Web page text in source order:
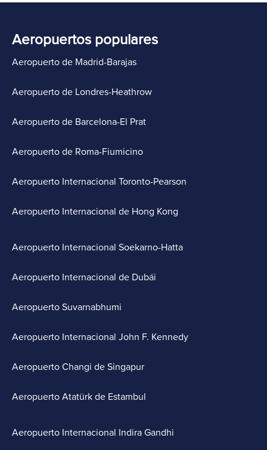
Aeropuertos populares
Aeropuerto de Madrid-Barajas
Aeropuerto de Londres-Heathrow
Aeropuerto de Barcelona-El Prat
Aeropuerto de Roma-Fiumicino
Aeropuerto Internacional Toronto-Pearson
Aeropuerto Internacional de Hong Kong
Aeropuerto Internacional Soekarno-Hatta
Aeropuerto Internacional de Dubái
Aeropuerto Suvarnabhumi
Aeropuerto Internacional John F. Kennedy
Aeropuerto Changi de Singapur
Aeropuerto Atatürk de Estambul
Aeropuerto Internacional Indira Gandhi